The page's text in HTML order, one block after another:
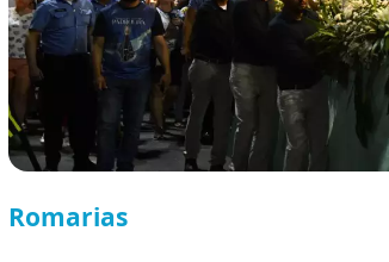
Romarias